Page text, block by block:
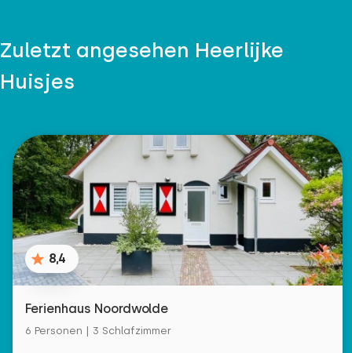
Zuletzt angesehen Heerlijke
Huisjes
8,4
Ferienhaus Noordwolde
6 Personen | 3 Schlafzimmer